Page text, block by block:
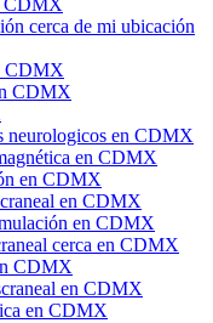
cerca de mi ubicación
CDMX
CDMX
neurologicos en CDMX
en CDMX
en CDMX
en CDMX
en CDMX
cerca en CDMX
CDMX
en CDMX
en CDMX